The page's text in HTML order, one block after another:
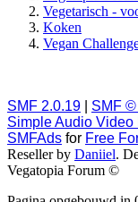
Vegetarisch -
Koken
Vegan
SMF 2.0.19 SMF ©
Simple Audio Video
SMFAds for Free
Reseller by Daniiel.
Vegatopia Forum ©